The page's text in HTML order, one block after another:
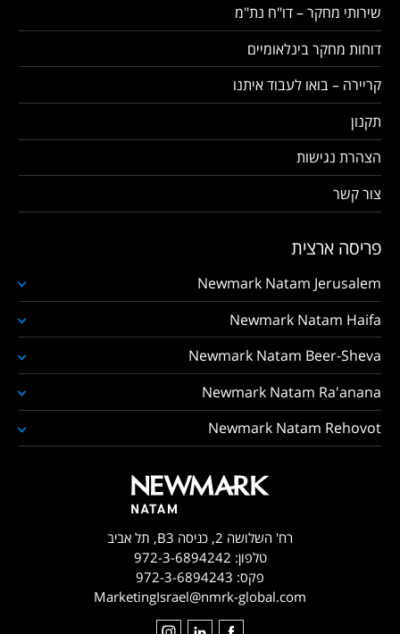
שירותי מחקר – דו"ח נת"מ
דוחות מחקר בינלאומיים
קריירה – בואו לעבוד איתנו
תקנון
הצהרת נגישות
צור קשר
פריסה ארצית
Newmark Natam Jerusalem
Newmark Natam Haifa
Newmark Natam Beer-Sheva
Newmark Natam Ra'anana
Newmark Natam Rehovot
רח' השלושה 2, כניסה B3, תל אביב
טלפון: 972-3-6894242
פקס: 972-3-6894243
MarketingIsrael@nmrk-global.com